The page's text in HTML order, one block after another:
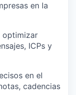
en la
optimizar
ICPs y
en el
cadencias